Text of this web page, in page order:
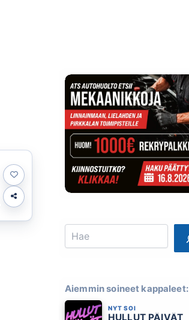
Search
Aiemmin soineet kappaleet:
NYT SOI
HULLUT PÄIVÄT